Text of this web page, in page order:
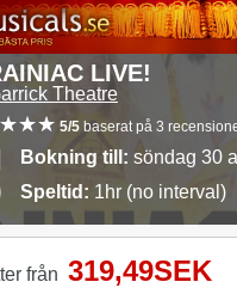
LIVE!
Theatre
5/5 baserat på 3
Bokning till: söndag 30
Speltid: 1hr (no interval)
från 319,49SEK